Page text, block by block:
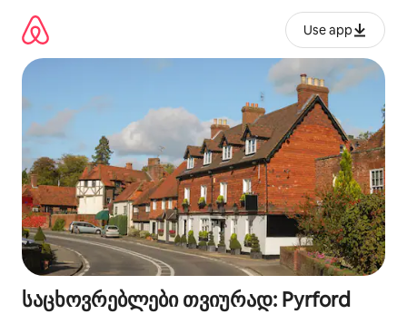
გადასვლა
Use app
საცხოვრებლები თვიურად: Pyrford